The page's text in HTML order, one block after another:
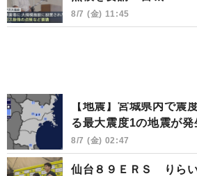
8/7 (金) 11:45
【地震】宮城県内で震
る最大震度1の地震が
8/7 (金) 02:47
仙台８９ＥＲＳ りら